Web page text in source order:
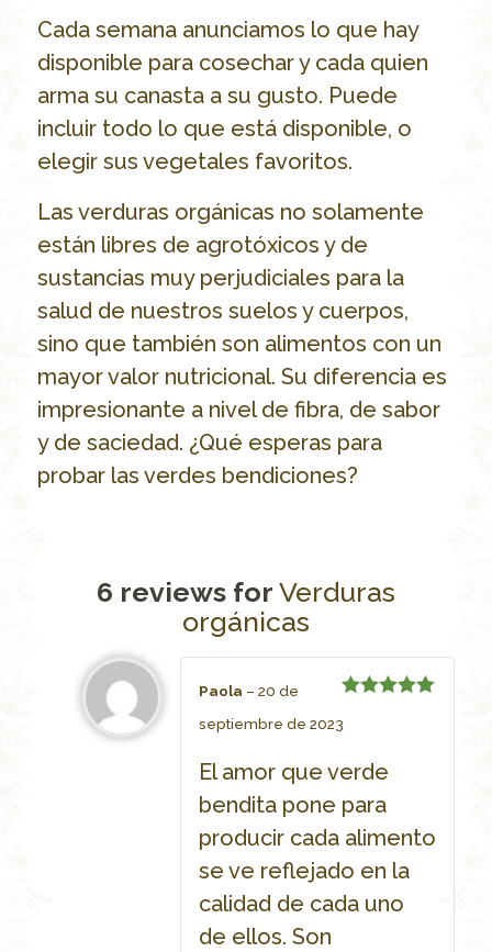
Cada semana anunciamos lo que hay
disponible para cosechar y cada quien
arma su canasta a su gusto. Puede
incluir todo lo que está disponible, o
elegir sus vegetales favoritos.
Las verduras orgánicas no solamente
están libres de agrotóxicos y de
sustancias muy perjudiciales para la
salud de nuestros suelos y cuerpos,
sino que también son alimentos con un
mayor valor nutricional. Su diferencia es
impresionante a nivel de fibra, de sabor
y de saciedad. ¿Qué esperas para
probar las verdes bendiciones?
6 reviews for Verduras
orgánicas
out of 5
Paola – 20 de
septiembre de 2023
El amor que verde
bendita pone para
producir cada alimento
se ve reflejado en la
calidad de cada uno
de ellos. Son